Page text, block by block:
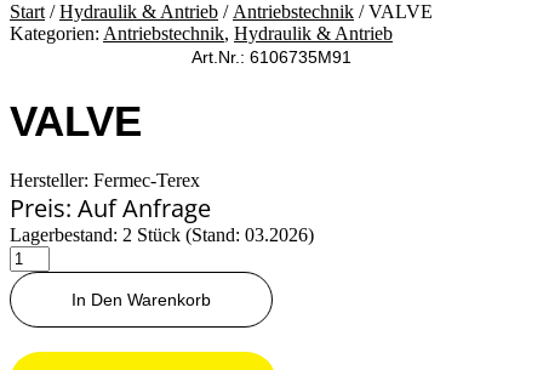
Start /Hydraulik & Antrieb / Antriebstechnik / VALVE
Kategorien: Antriebstechnik, Hydraulik & Antrieb
Art.Nr.: 6106735M91
VALVE
Hersteller: Fermec-Terex
Preis: Auf Anfrage
Lagerbestand: 2 Stück (Stand: 03.2026)
VALVE
Menge
In Den Warenkorb